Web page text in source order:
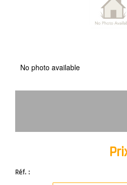
No photo available
Réf. :